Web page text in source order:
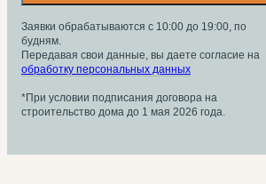
Заявки обрабатываются с 10:00 до 19:00, по
будням.
Передавая свои данные, вы даете согласие на
обработку персональных данных
*При условии подписания договора на
строительство дома до 1 мая 2026 года.